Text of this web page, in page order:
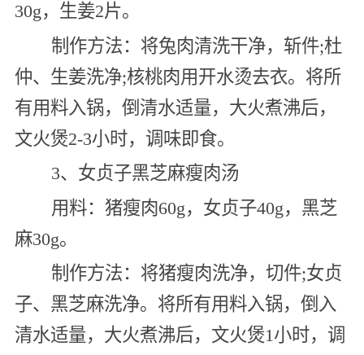
30g，生姜2片。
制作方法：将兔肉清洗干净，斩件;杜
仲、生姜洗净;核桃肉用开水烫去衣。将所
有用料入锅，倒清水适量，大火煮沸后，
文火煲2-3小时，调味即食。
3、女贞子黑芝麻瘦肉汤
用料：猪瘦肉60g，女贞子40g，黑芝
麻30g。
制作方法：将猪瘦肉洗净，切件;女贞
子、黑芝麻洗净。将所有用料入锅，倒入
清水适量，大火煮沸后，文火煲1小时，调